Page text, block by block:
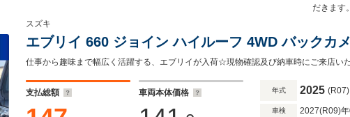
だき
スズキ
エブリイ 660 ジョイン ハイルーフ 4WD バックカ
支払総額 車両本体価格 年式 2025 (R07)
車検 2027(R09)年